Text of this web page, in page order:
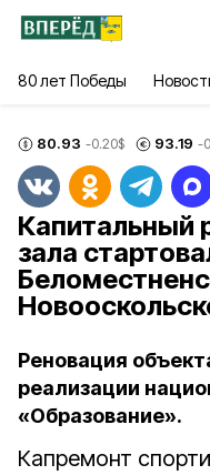
80 лет Победы
80.93 -0.20$ 93.19 -
Капитальный
зала
Реновация
реализации
«Образование».
Капремонт